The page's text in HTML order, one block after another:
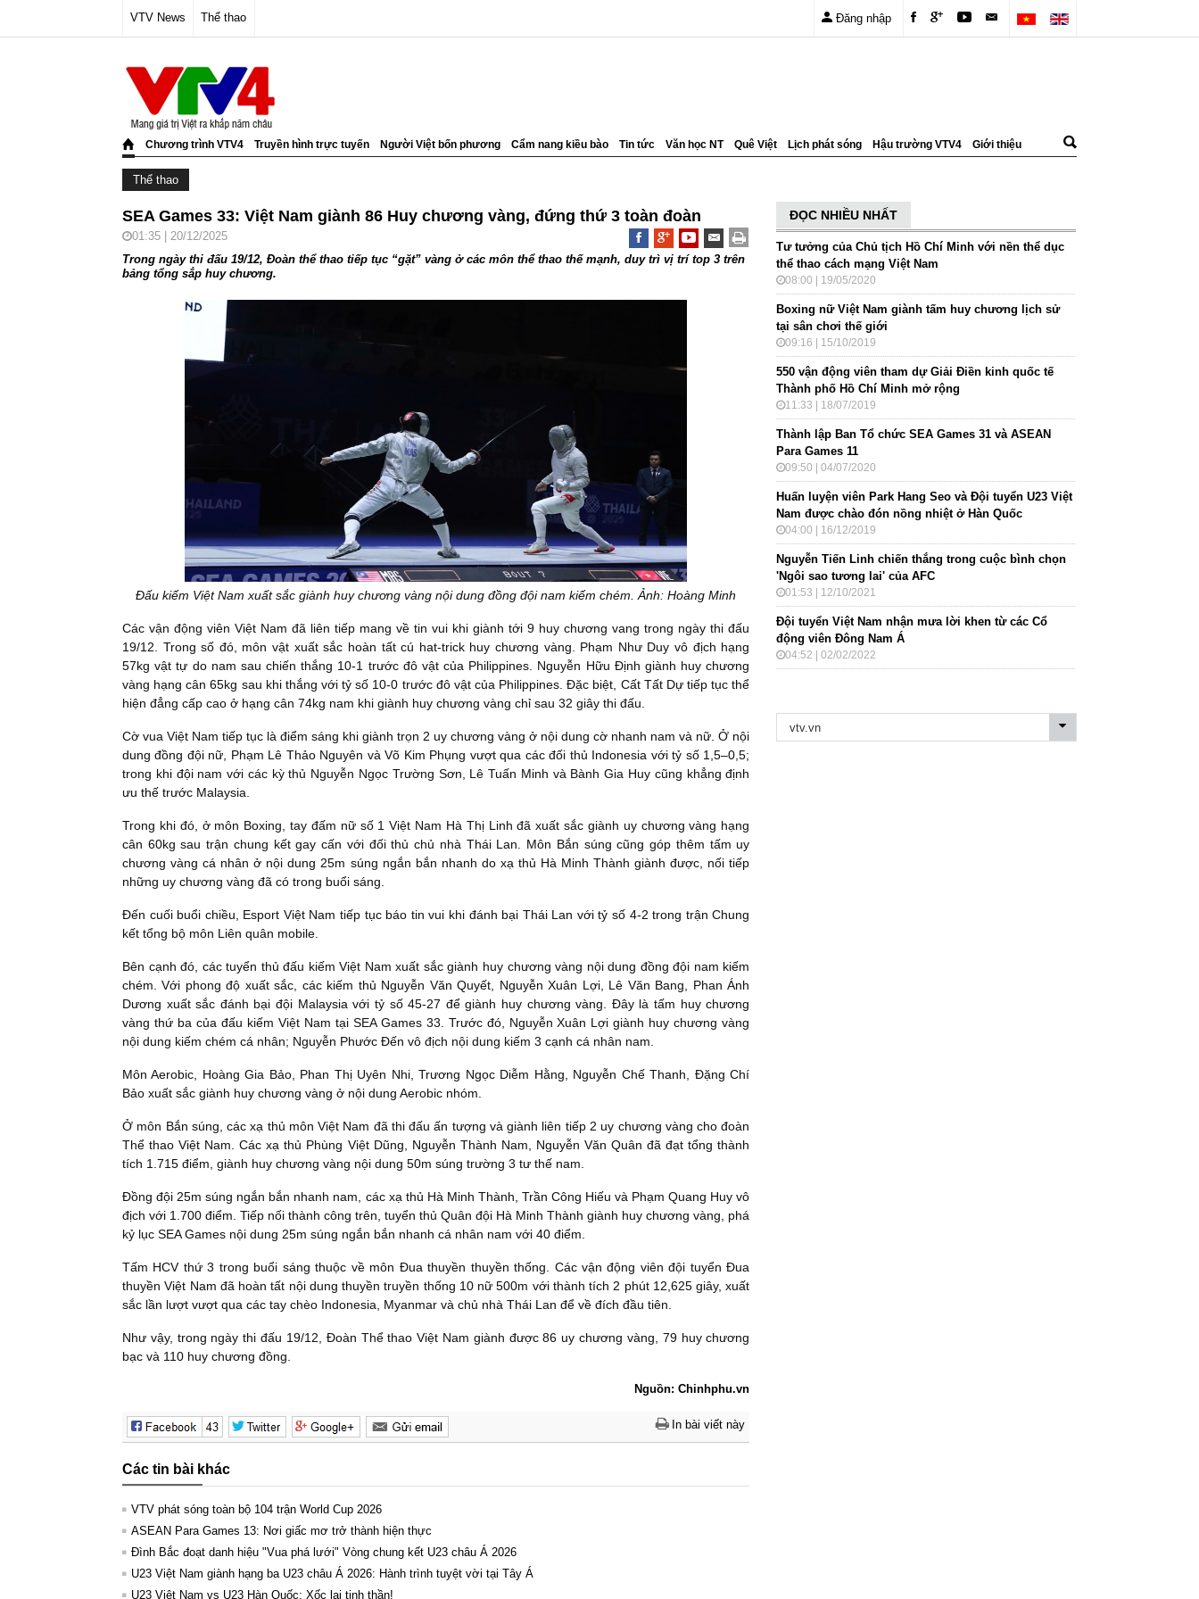
VTV News Thể thao Đăng nhập
Chương trình VTV4 Truyền hình trực tuyến Người Việt bốn phương Cẩm nang kiều bào Tin tức Văn học NT Quê Việt Lịch phát sóng Hậu trường VTV4 Giới thiệu
Thể thao
SEA Games 33: Việt Nam giành 86 Huy chương vàng, đứng thứ 3 toàn đoàn
01:35 | 20/12/2025
Trong ngày thi đấu 19/12, Đoàn thể thao tiếp tục “gặt” vàng ở các môn thể thao thế mạnh, duy trì vị trí top 3 trên
bảng tổng sắp huy chương.
Đấu kiếm Việt Nam xuất sắc giành huy chương vàng nội dung đồng đội nam kiếm chém. Ảnh: Hoàng Minh
Các vận động viên Việt Nam đã liên tiếp mang về tin vui khi giành tới 9 huy chương vang trong ngày thi đấu
19/12. Trong số đó, môn vật xuất sắc hoàn tất cú hat-trick huy chương vàng. Phạm Như Duy vô địch hạng
57kg vật tự do nam sau chiến thắng 10-1 trước đô vật của Philippines. Nguyễn Hữu Định giành huy chương
vàng hạng cân 65kg sau khi thắng với tỷ số 10-0 trước đô vật của Philippines. Đặc biệt, Cất Tất Dự tiếp tục thể
hiện đẳng cấp cao ở hạng cân 74kg nam khi giành huy chương vàng chỉ sau 32 giây thi đấu.
Cờ vua Việt Nam tiếp tục là điểm sáng khi giành trọn 2 uy chương vàng ở nội dung cờ nhanh nam và nữ. Ở nội
dung đồng đội nữ, Phạm Lê Thảo Nguyên và Võ Kim Phụng vượt qua các đối thủ Indonesia với tỷ số 1,5–0,5;
trong khi đội nam với các kỳ thủ Nguyễn Ngọc Trường Sơn, Lê Tuấn Minh và Bành Gia Huy cũng khẳng định
ưu thế trước Malaysia.
Trong khi đó, ở môn Boxing, tay đấm nữ số 1 Việt Nam Hà Thị Linh đã xuất sắc giành uy chương vàng hạng
cân 60kg sau trận chung kết gay cấn với đối thủ chủ nhà Thái Lan. Môn Bắn súng cũng góp thêm tấm uy
chương vàng cá nhân ở nội dung 25m súng ngắn bắn nhanh do xạ thủ Hà Minh Thành giành được, nối tiếp
những uy chương vàng đã có trong buổi sáng.
Đến cuối buổi chiều, Esport Việt Nam tiếp tục báo tin vui khi đánh bại Thái Lan với tỷ số 4-2 trong trận Chung
kết tổng bộ môn Liên quân mobile.
Bên cạnh đó, các tuyển thủ đấu kiếm Việt Nam xuất sắc giành huy chương vàng nội dung đồng đội nam kiếm
chém. Với phong độ xuất sắc, các kiếm thủ Nguyễn Văn Quyết, Nguyễn Xuân Lợi, Lê Văn Bang, Phan Ánh
Dương xuất sắc đánh bại đội Malaysia với tỷ số 45-27 để giành huy chương vàng. Đây là tấm huy chương
vàng thứ ba của đấu kiếm Việt Nam tại SEA Games 33. Trước đó, Nguyễn Xuân Lợi giành huy chương vàng
nội dung kiếm chém cá nhân; Nguyễn Phước Đến vô địch nội dung kiếm 3 cạnh cá nhân nam.
Môn Aerobic, Hoàng Gia Bảo, Phan Thị Uyên Nhi, Trương Ngọc Diễm Hằng, Nguyễn Chế Thanh, Đặng Chí
Bảo xuất sắc giành huy chương vàng ở nội dung Aerobic nhóm.
Ở môn Bắn súng, các xạ thủ môn Việt Nam đã thi đấu ấn tượng và giành liên tiếp 2 uy chương vàng cho đoàn
Thể thao Việt Nam. Các xạ thủ Phùng Việt Dũng, Nguyễn Thành Nam, Nguyễn Văn Quân đã đạt tổng thành
tích 1.715 điểm, giành huy chương vàng nội dung 50m súng trường 3 tư thế nam.
Đồng đội 25m súng ngắn bắn nhanh nam, các xạ thủ Hà Minh Thành, Trần Công Hiếu và Phạm Quang Huy vô
địch với 1.700 điểm. Tiếp nối thành công trên, tuyển thủ Quân đội Hà Minh Thành giành huy chương vàng, phá
kỷ lục SEA Games nội dung 25m súng ngắn bắn nhanh cá nhân nam với 40 điểm.
Tấm HCV thứ 3 trong buổi sáng thuộc về môn Đua thuyền thuyền thống. Các vận động viên đội tuyển Đua
thuyền Việt Nam đã hoàn tất nội dung thuyền truyền thống 10 nữ 500m với thành tích 2 phút 12,625 giây, xuất
sắc lần lượt vượt qua các tay chèo Indonesia, Myanmar và chủ nhà Thái Lan để về đích đầu tiên.
Như vậy, trong ngày thi đấu 19/12, Đoàn Thể thao Việt Nam giành được 86 uy chương vàng, 79 huy chương
bạc và 110 huy chương đồng.
Nguồn: Chinhphu.vn
In bài viết này
Các tin bài khác
VTV phát sóng toàn bộ 104 trận World Cup 2026
ASEAN Para Games 13: Nơi giấc mơ trở thành hiện thực
Đình Bắc đoạt danh hiệu "Vua phá lưới" Vòng chung kết U23 châu Á 2026
U23 Việt Nam giành hạng ba U23 châu Á 2026: Hành trình tuyệt vời tại Tây Á
U23 Việt Nam vs U23 Hàn Quốc: Xốc lại tinh thần!
ĐỌC NHIỀU NHẤT
Tư tưởng của Chủ tịch Hồ Chí Minh với nền thể dục
thể thao cách mạng Việt Nam
08:00 | 19/05/2020
Boxing nữ Việt Nam giành tấm huy chương lịch sử
tại sân chơi thế giới
09:16 | 15/10/2019
550 vận động viên tham dự Giải Điền kinh quốc tế
Thành phố Hồ Chí Minh mở rộng
11:33 | 18/07/2019
Thành lập Ban Tổ chức SEA Games 31 và ASEAN
Para Games 11
09:50 | 04/07/2020
Huấn luyện viên Park Hang Seo và Đội tuyển U23 Việt
Nam được chào đón nồng nhiệt ở Hàn Quốc
04:00 | 16/12/2019
Nguyễn Tiến Linh chiến thắng trong cuộc bình chọn
'Ngôi sao tương lai' của AFC
01:53 | 12/10/2021
Đội tuyển Việt Nam nhận mưa lời khen từ các Cổ
động viên Đông Nam Á
04:52 | 02/02/2022